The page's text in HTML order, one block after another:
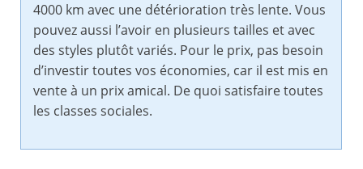
4000 km avec une détérioration très lente. Vous
pouvez aussi l’avoir en plusieurs tailles et avec
des styles plutôt variés. Pour le prix, pas besoin
d’investir toutes vos économies, car il est mis en
vente à un prix amical. De quoi satisfaire toutes
les classes sociales.